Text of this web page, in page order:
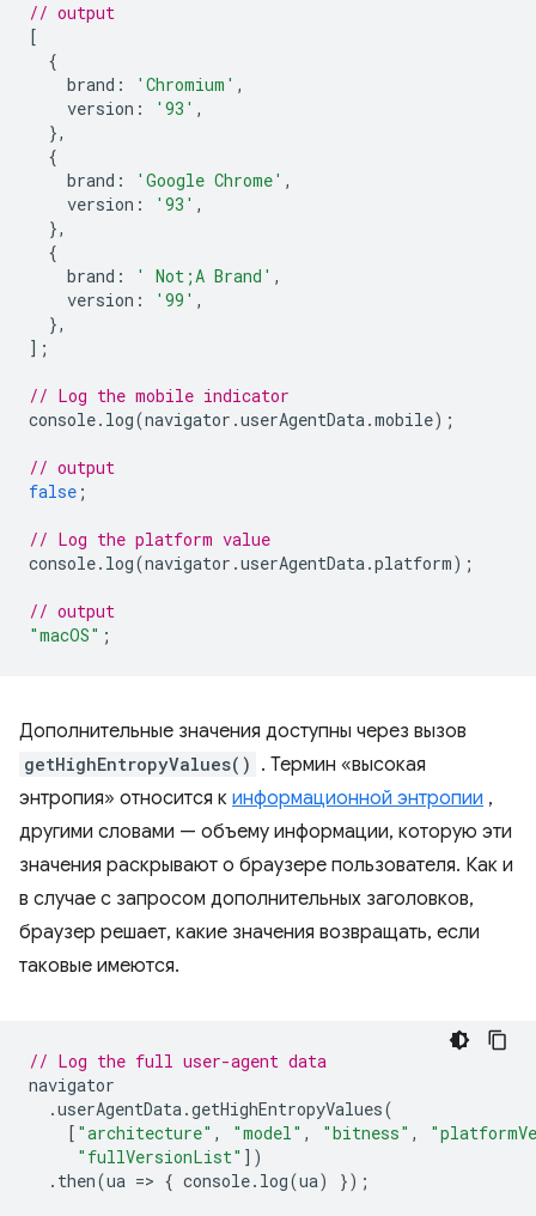
// output
[
{
brand : 'Chromium' ,
version : '93' ,
},
{
brand : 'Google Chrome' ,
version : '93' ,
},
{
brand : ' Not;A Brand' ,
version : '99' ,
},
];
// Log the mobile indicator
console. log(navigator .userAgentData.mobile);
// output
false ;
// Log the platform value
console. log(navigator .userAgentData.platform);
// output
"macOS" ;
Дополнительные значения доступны через вызов
getHighEntropyValues() . Термин «высокая
энтропия» относится к информационной энтропии ,
другими словами — объему информации, которую эти
значения раскрывают о браузере пользователя. Как и
в случае с запросом дополнительных заголовков,
браузер решает, какие значения возвращать, если
таковые имеются.
// Log the full user-agent data
navigator
.userAgentData.getHighEntropyValues(
[ "architecture" , "model" , "bitness" ,
"fullVersionList" ])
. then(ua => { console. log(ua) });